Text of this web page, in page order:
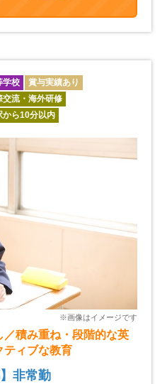
学校
賞与実績あり
交流・海外研修
から10分以内
積み重ね・段階的な英
ティブな教育
非常勤